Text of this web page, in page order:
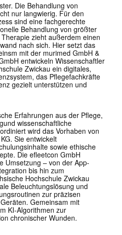
Die Behandlung von
nur langwierig. Für den
sind eine fachgerechte
Behandlung von größter
zieht außerdem einen
nach sich. Hier setzt das
mit der murimed GmbH &
entwickeln Wissenschaftler
Zwickau ein digitales,
das Pflegefachkräfte
gezielt unterstützen und
Erfahrungen aus der Pflege,
wissenschaftliche
wird das Vorhaben von
Sie entwickelt
sowie ethische
Die efleetcon GmbH
Umsetzung – von der App-
bis hin zum
Hochschule Zwickau
Beleuchtungslösung und
zur präzisen
Gemeinsam mit
KI-Algorithmen zur
chronischer Wunden.